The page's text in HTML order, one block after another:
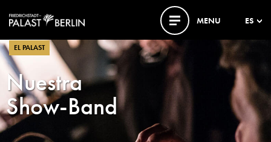
MENU ES
EL PALAST
Nuestra
Show-Band